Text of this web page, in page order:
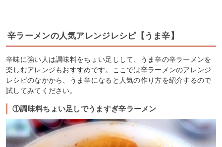
辛ラーメンの人気アレンジレシピ【うま辛】
辛味に強い人は調味料をちょい足しして、うま辛の辛ラーメンを
楽しむアレンジもおすすめです。ここでは辛ラーメンのアレンジ
レシピのなかから、うま辛になると人気の作り方を紹介するので
試してみてください。
①調味料ちょい足しでうますぎ辛ラーメン